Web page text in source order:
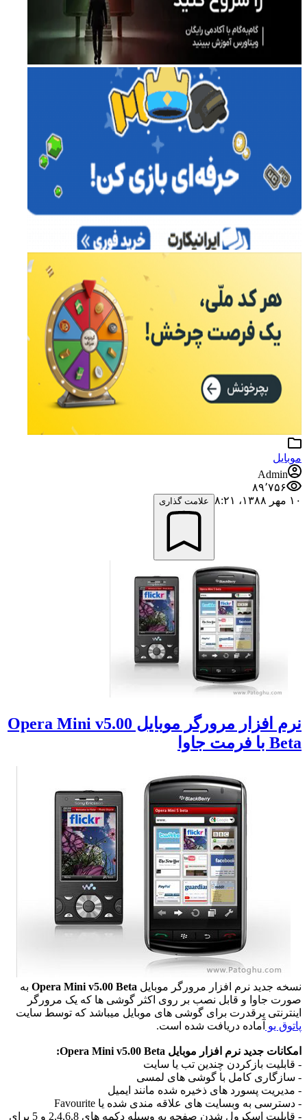
موبایل
Admin
۸۹٬۷۵۶
۱۰ مهر ۱۳۸۸،‏ ۸:۲۱
علامت گذاری
نرم افزار مرورگر موبایل Opera Mini v5.00
Beta با فرمت جاوا
نسخه جدید نرم افزار مرورگر موبایل
به
صورت جاوا و قابل نصب بر روی اکثر گوشی ها که یک مرورگر
اینترنتی پرقدرت برای گوشی های موبایل میباشد که توسط سایت
پاتوق یو آماده دریافت شده است.
امکانات جدید نرم افزار موبایل Opera Mini v5.00 Beta:
- قابلیت بازکردن چندین تب یا سایت
- سازگاری کامل با گوشی های لمسی
- مدیریت پسورد های ذخیره شده مانند ایمیل
- دسترسی به وبسایت های علاقه مندی شده یا Favourite
- قابلیت اسکرول شدن صفحه به وسیله دکمه های 2,4,6,8 و 5 برای